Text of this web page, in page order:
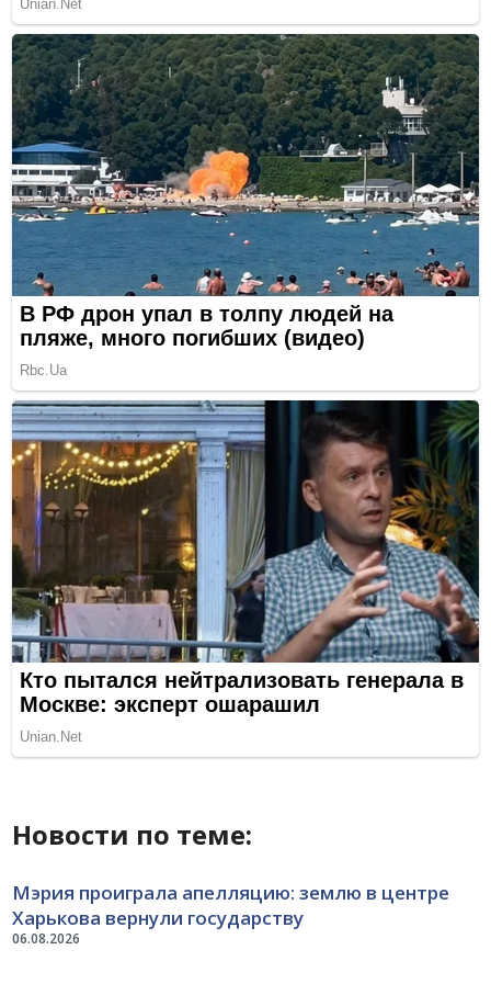
Новости по теме:
06.08.2026
Мэрия проиграла апелляцию: землю в центре
Харькова вернули государству